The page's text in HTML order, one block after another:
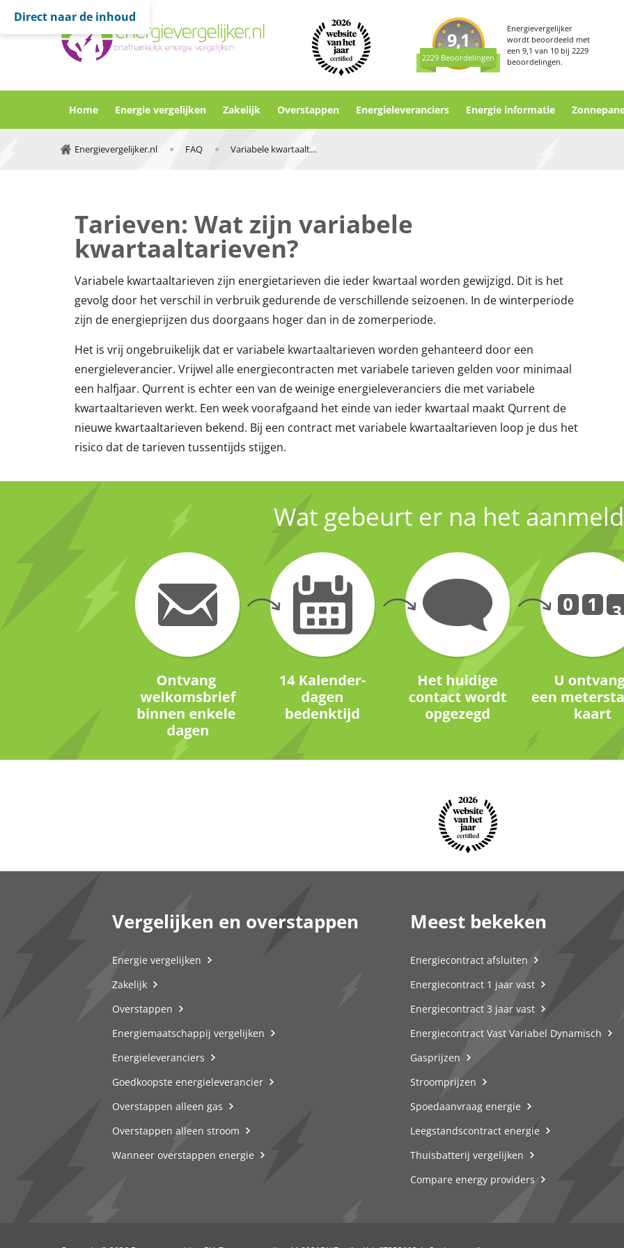
Direct naar de inhoud
9,1
2229 Beoordelingen
Energievergelijker
wordt beoordeeld met
een9,1 van 10 bij2229
beoordelingen.
Home Energie vergelijken Zakelijk Overstappen Energieleveranciers Energie informatie
Energievergelijker.nl FAQ Variabele kwartaaltarieven energie
Tarieven: Wat zijn variabele
kwartaaltarieven?
Variabele kwartaaltarieven zijn energietarieven die ieder kwartaal worden gewijzigd. Dit is het
gevolg door het verschil in verbruik gedurende de verschillende seizoenen. In de winterperiode
zijn de energieprijzen dus doorgaans hoger dan in de zomerperiode.
Het is vrij ongebruikelijk dat er variabele kwartaaltarieven worden gehanteerd door een
energieleverancier. Vrijwel alle energiecontracten met variabele tarieven gelden voor minimaal
een halfjaar. Qurrent is echter een van de weinige energieleveranciers die met variabele
kwartaaltarieven werkt. Een week voorafgaand het einde van ieder kwartaal maakt Qurrent de
nieuwe kwartaaltarieven bekend. Bij een contract met variabele kwartaaltarieven loop je dus het
risico dat de tarieven tussentijds stijgen.
Wat gebeurt er na het
Vergelijken en overstappen
Energie vergelijken
Zakelijk
Overstappen
Energiemaatschappij vergelijken
Energieleveranciers
Goedkoopste energieleverancier
Overstappen alleen gas
Overstappen alleen stroom
Wanneer overstappen energie
Meest bekeken
Energiecontract afsluiten
Energiecontract 1 jaar vast
Energiecontract 3 jaar vast
Energiecontract Vast Variabel Dynamisch
Gasprijzen
Stroomprijzen
Spoedaanvraag energie
Leegstandscontract energie
Thuisbatterij vergelijken
Compare energy providers